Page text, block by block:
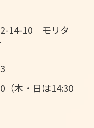
2-14-10 モリタ
（木・日は14:30